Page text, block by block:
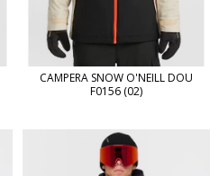
CAMPERA SNOW O'NEILL DOU
F0156 (02)